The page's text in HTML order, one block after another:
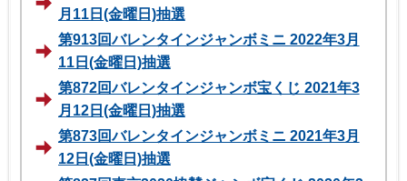
月11日(金曜日)抽選
第913回バレンタインジャンボミニ 2022年3月
11日(金曜日)抽選
第872回バレンタインジャンボ宝くじ 2021年3
月12日(金曜日)抽選
第873回バレンタインジャンボミニ 2021年3月
12日(金曜日)抽選